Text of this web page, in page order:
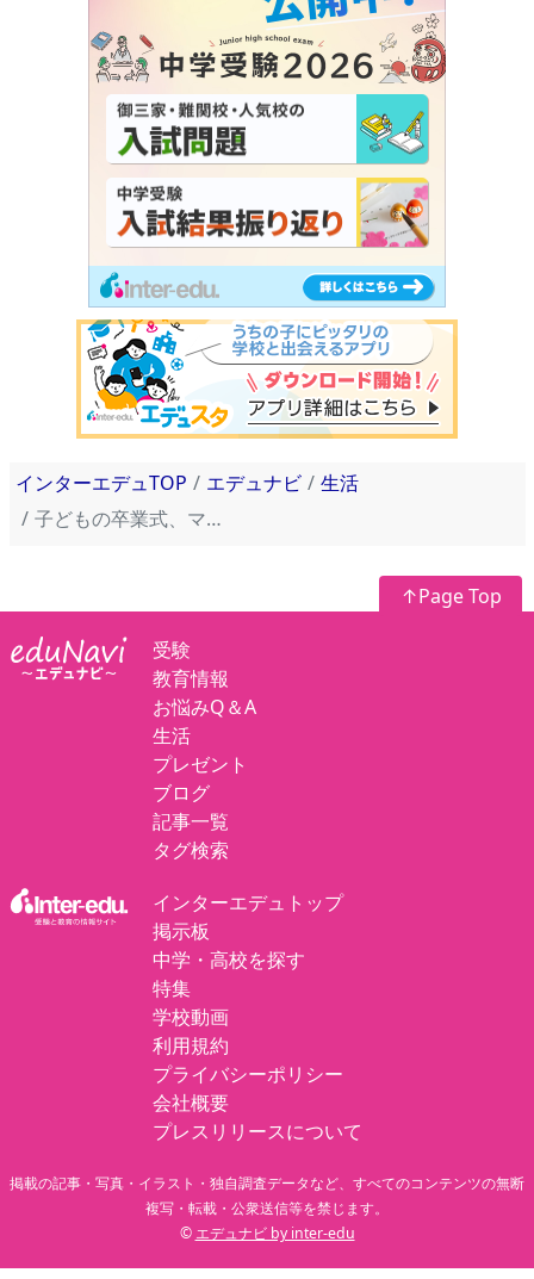
インターエデュTOP エデュナビ
生活
子どもの卒業式、ママ友に会いたくない…進学先を詮索する噂好きママを避けるには？
↑Page Top
受験
教育情報
お悩みQ＆A
生活
プレゼント
ブログ
記事一覧
タグ検索
インターエデュトップ
掲示板
中学・高校を探す
特集
学校動画
利用規約
プライバシーポリシー
会社概要
プレスリリースについて
掲載の記事・写真・イラスト・独自調査データなど、すべてのコンテンツの無断
複写・転載・公衆送信等を禁じます。
© エデュナビ by inter-edu